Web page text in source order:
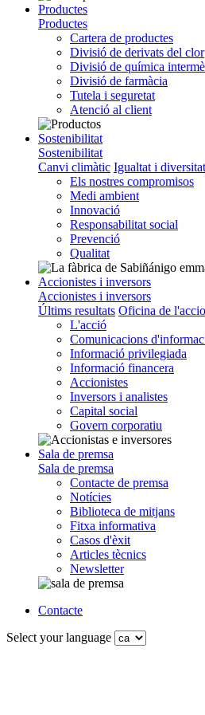
Productes
Productes
Cartera de productes
Divisió de derivats del clor
Divisió de química
Divisió de farmàcia
Tutela i seguretat
Atenció al client
Sostenibilitat
Sostenibilitat
Canvi climàtic Igualtat i diversitat
Els nostres compromisos
Medi ambient
Innovació
Responsabilitat social
Prevenció
Qualitat
Accionistes i inversors
Accionistes i inversors
Últims resultats Oficina de
L'acció
Comunicacions
Informació privilegiada
Informació financera
Accionistes
Inversors i analistes
Capital social
Govern corporatiu
Sala de premsa
Sala de premsa
Contacte de premsa
Notícies
Biblioteca de mitjans
Fitxa informativa
Casos d'èxit
Articles tècnics
Newsletter
Contacte
Select your language